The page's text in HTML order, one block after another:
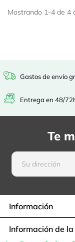
Mostrando 1-4 de 4
Gastos de envío
Entrega en 48/
Te
Información
Información de